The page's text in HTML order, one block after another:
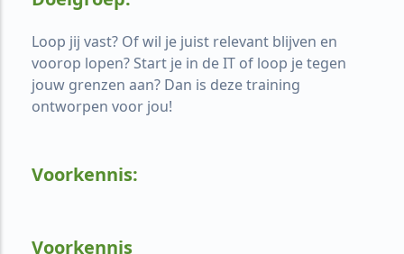
Loop jij vast? Of wil je juist relevant blijven en
voorop lopen? Start je in de IT of loop je tegen
jouw grenzen aan? Dan is deze training
ontworpen voor jou!
Voorkennis:
Voorkennis